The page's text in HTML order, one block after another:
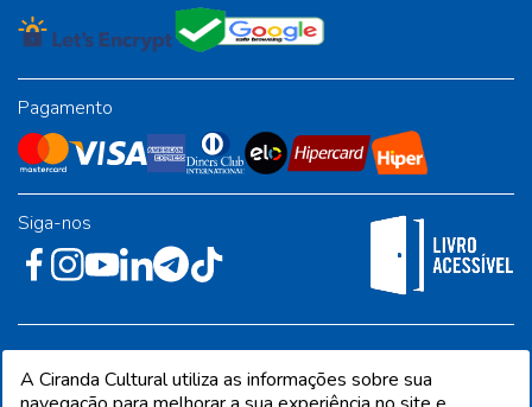
Pagamento
Siga-nos
Industrial - Jandira/SP - CEP 06612-001
A Ciranda Cultural utiliza as informações sobre sua